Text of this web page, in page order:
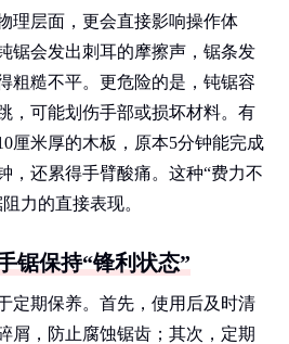
理层面，更会直接影响操作体
锯会发出刺耳的摩擦声，锯条发
粗糙不平。更危险的是，钝锯容
，可能划伤手部或损坏材料。有
厘米厚的木板，原本5分钟能完成
，还累得手臂酸痛。这种“费力不
力的直接表现。
锯保持“锋利状态”
定期保养。首先，使用后及时清
屑，防止腐蚀锯齿；其次，定期